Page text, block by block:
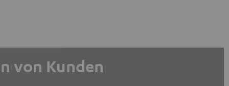
von Kunden